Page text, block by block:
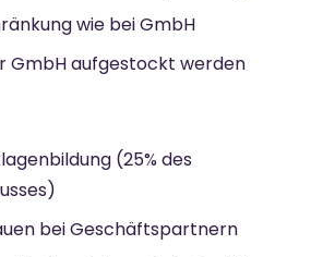
wie bei GmbH
GmbH aufgestockt werden
(25% des
bei Geschäftspartnern